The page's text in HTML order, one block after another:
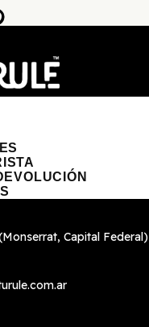
Capital Federal)